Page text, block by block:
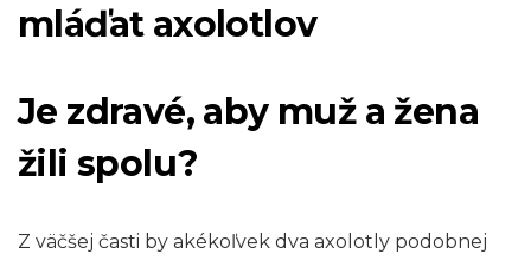
mláďat axolotlov
Je zdravé, aby muž a žena
žili spolu?
Z väčšej časti by akékoľvek dva axolotly podobnej